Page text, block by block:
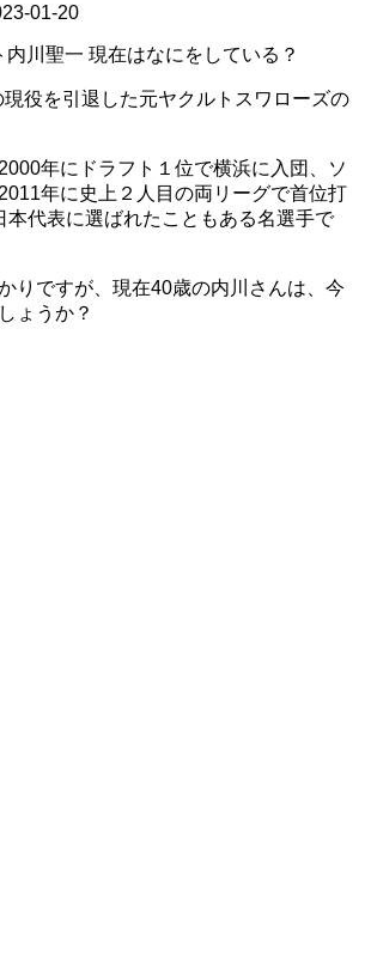
01-20
役を引退した元ヤクルトスワローズの
年にドラフト１位で横浜に入団、ソ
年に史上２人目の両リーグで首位打
本代表に選ばれたこともある名選手で
りですが、現在40歳の内川さんは、今
ょうか？